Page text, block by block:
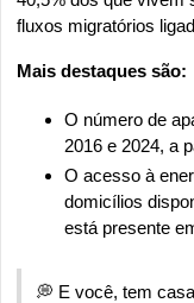
fluxos migratórios
Mais destaques são:
O número de
2016 e 2024, a
O acesso à
domicílios
está presente
💭 E você, tem